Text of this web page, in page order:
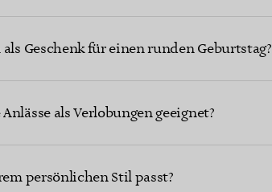
Geschenk für einen runden Geburtstag?
als Verlobungen geeignet?
persönlichen Stil passt?